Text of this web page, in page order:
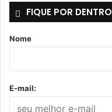
FIQUE POR DENTRO
Nome
E-mail: